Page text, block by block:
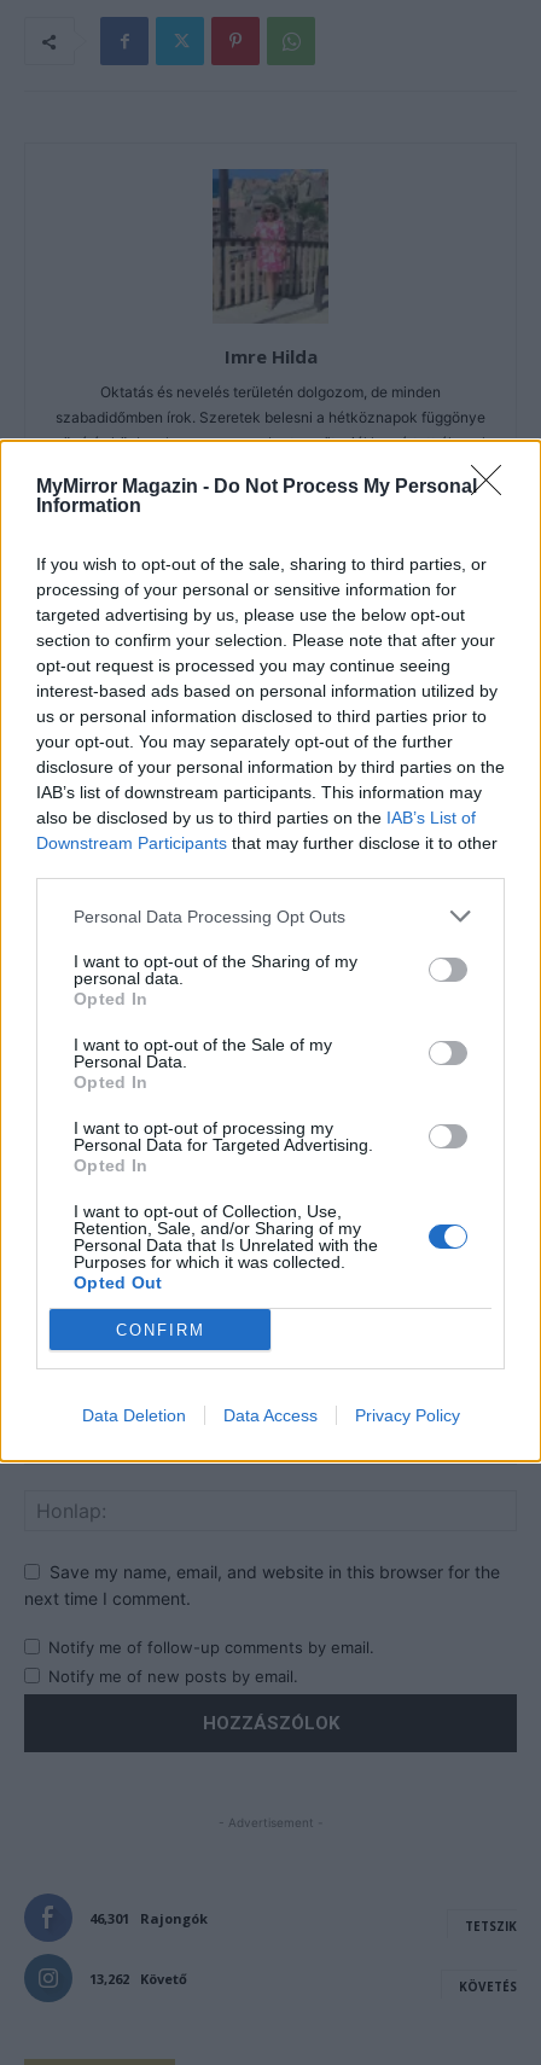
MyMirror Magazin - Do Not Process My Personal
Information
If you wish to opt-out of the sale, sharing to third parties, or
processing of your personal or sensitive information for
targeted advertising by us, please use the below opt-out
section to confirm your selection. Please note that after your
opt-out request is processed you may continue seeing
interest-based ads based on personal information utilized by
us or personal information disclosed to third parties prior to
your opt-out. You may separately opt-out of the further
disclosure of your personal information by third parties on the
IAB’s list of downstream participants. This information may
also be disclosed by us to third parties on the IAB’s List of
Downstream Participants that may further disclose it to other
Personal Data Processing Opt Outs
I want to opt-out of the Sharing of my
personal data.
Opted In
I want to opt-out of the Sale of my
Personal Data.
Opted In
I want to opt-out of processing my
Personal Data for Targeted Advertising.
Opted In
I want to opt-out of Collection, Use,
Retention, Sale, and/or Sharing of my
Personal Data that Is Unrelated with the
Purposes for which it was collected.
Opted Out
CONFIRM
Data Deletion Data Access Privacy Policy
Imre Hilda
Oktatás és nevelés területén dolgozom, de minden
szabadidőmben írok. Szeretek belesni a hétköznapok függönye
mögé és közben keresem az embert, a nőt a jól legyártott álarcok
cikkeket és apró vicces történeteket.
KAPCSOLÓDÓ CIKKEK TÖBB A SZERZŐTŐL
Minka 14. rész
Minka 13. rész
Clayton-ügy
Save my name, email, and website in this browser for the
next time I comment.
Notify me of follow-up comments by email.
Notify me of new posts by email.
- Advertisement -
46,301 Rajongók TETSZIK
13,262 Követő KÖVETÉS